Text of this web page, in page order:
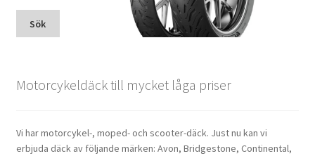
Sök
Motorcykeldäck till mycket låga priser
Vi har motorcykel-, moped- och scooter-däck. Just nu kan vi
erbjuda däck av följande märken: Avon, Bridgestone, Continental,